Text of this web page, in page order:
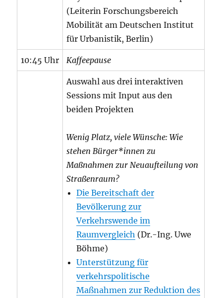
(Leiterin Forschungsbereich
Mobilität am Deutschen Institut
für Urbanistik, Berlin)
10:45 Uhr Kaffeepause
Auswahl aus drei interaktiven
Sessions mit Input aus den
beiden Projekten
Wenig Platz, viele Wünsche: Wie
stehen Bürger*innen zu
Maßnahmen zur Neuaufteilung von
Straßenraum?
Die Bereitschaft der
Bevölkerung zur
Verkehrswende im
Raumvergleich (Dr.-Ing. Uwe
Böhme)
Unterstützung für
verkehrspolitische
Maßnahmen zur Reduktion des